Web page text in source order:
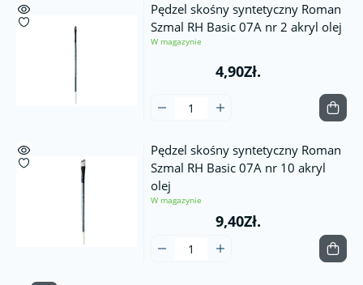
Pędzel skośny syntetyczny Roman
Szmal RH Basic 07A nr 2 akryl olej
W magazynie
4,90Zł.
Pędzel skośny syntetyczny Roman
Szmal RH Basic 07A nr 10 akryl
olej
W magazynie
9,40Zł.